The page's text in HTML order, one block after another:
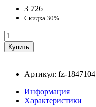
3 726
Скидка 30%
Артикул: fz-1847104
Информация
Характеристики